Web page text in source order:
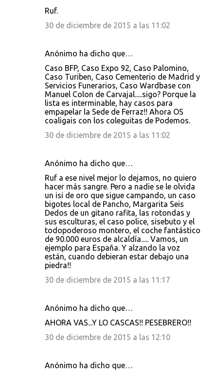
Ruf.
30 de diciembre de 2015 a las 11:02
Anónimo ha dicho que…
Caso BFP, Caso Expo 92, Caso Palomino,
Caso Turiben, Caso Cementerio de Madrid y
Servicios Funerarios, Caso Wardbase con
Manuel Colon de Carvajal.....sigo? Porque la
lista es interminable, hay casos para
empapelar la Sede de Ferraz!! Ahora OS
coaligais con los coleguitas de Podemos.
30 de diciembre de 2015 a las 11:02
Anónimo ha dicho que…
Ruf a ese nivel mejor lo dejamos, no quiero
hacer más sangre. Pero a nadie se le olvida
un isi de oro que sigue campando, un caso
bigotes local de Pancho, Margarita Seis
Dedos de un gitano rafita, las rotondas y
sus esculturas, el caso police, sisebuto y el
todopoderoso montero, el coche fantástico
de 90.000 euros de alcaldía..... Vamos, un
ejemplo para España. Y alzando la voz
están, cuando debieran estar debajo una
piedra!!
30 de diciembre de 2015 a las 11:17
Anónimo ha dicho que…
AHORA VAS...Y LO CASCAS!! PESEBRERO!!
30 de diciembre de 2015 a las 12:10
Anónimo ha dicho que…